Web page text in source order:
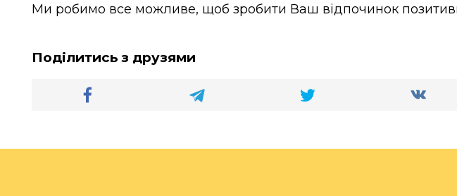
Ми робимо все можливе, щоб зробити Ваш відпочинок
Поділитись з друзями